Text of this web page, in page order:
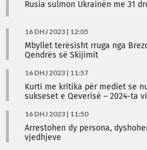
Rusia sulmon Ukrainën me 31
16 DHJ 2023 | 12:05
Mbyllet terësisht rruga nga
Qendrës së Skijimit
16 DHJ 2023 | 11:57
Kurti me kritika për mediet se
sukseset e Qeverisë – 2024-ta
16 DHJ 2023 | 11:50
Arrestohen dy persona,
vjedhjeve